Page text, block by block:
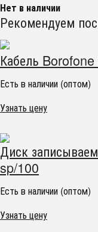
Нет в наличии
Рекомендуем
Кабель
Есть в наличии (оптом)
Узнать цену
Диск
sp/100
Есть в наличии (оптом)
Узнать цену